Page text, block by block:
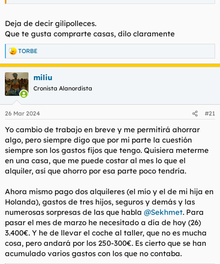
Deja de decir gilipolleces.
Que te gusta comprarte casas, dilo claramente
R
e
a
c
c
i
e
:
TORBE
miliu
Cronista Alanordista
26 Mar 2024 #21
Yo cambio de trabajo en breve y me permitirá ahorrar
algo, pero siempre digo que por mi parte la cuestión
siempre son los gastos fijos que tengo. Quisiera meterme
en una casa, que me puede costar al mes lo que el
alquiler, así que ahorro por esa parte poco tendría.
Ahora mismo pago dos alquileres (el mío y el de mi hija en
Holanda), gastos de tres hijos, seguros y demás y las
numerosas sorpresas de las que habla @Sekhmet. Para
pasar el mes de marzo he necesitado a día de hoy (26)
3.400€. Y he de llevar el coche al taller, que no es mucha
cosa, pero andará por los 250-300€. Es cierto que se han
acumulado varios gastos con los que no contaba.